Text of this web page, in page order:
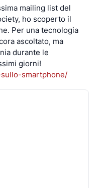
mailing list del
ho scoperto il
Per una tecnologia
ascoltato, ma
durante le
smartphone/